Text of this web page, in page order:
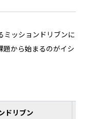
ミッションドリブンに
題から始まるのがイシ
ドリブン